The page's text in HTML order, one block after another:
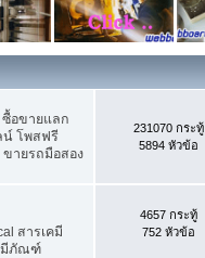
ซื้อขายแลก
น์ โพสฟรี
ายรถมือสอง
231070 กระทู้
5894 หัวข้อ
สารเคมี
คมีภัณฑ์
4657 กระทู้
752 หัวข้อ